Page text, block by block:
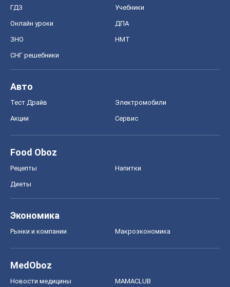
ГДЗ Учебники
Онлайн уроки ДПА
ЗНО НМТ
СНГ решебники
Авто
Тест Драйв Электромобили
Акции Сервис
Food Oboz
Рецепты Напитки
Диеты
Экономика
Рынки и компании Mакроэкономика
MedOboz
Новости медицины MAMACLUB